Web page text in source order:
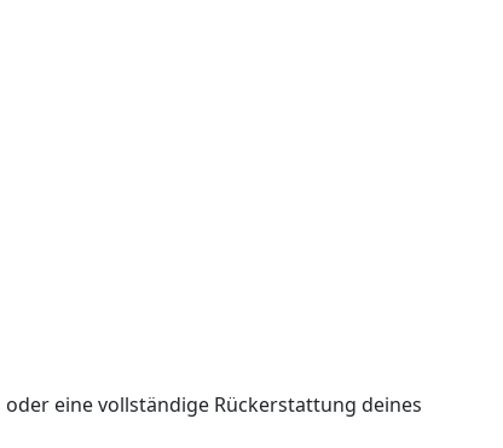
eine vollständige Rückerstattung deines